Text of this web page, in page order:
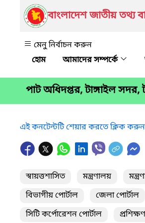
বাংলাদেশ জাতীয় তথ্য
মেনু নির্বাচন করুন
আমাদের সম্পর্কে
পাট অধিদপ্তর, টাঙ্গাইল সদর,
এই কনটেন্টটি শেয়ার করতে ক্লিক করুন
স্বায়ত্তশাসিত মন্ত্রণালয়
বিভাগীয় পোর্টাল
জেলা পোর্টাল
সিটি কর্পোরেশন পোর্টাল
প্রশিক্ষণ